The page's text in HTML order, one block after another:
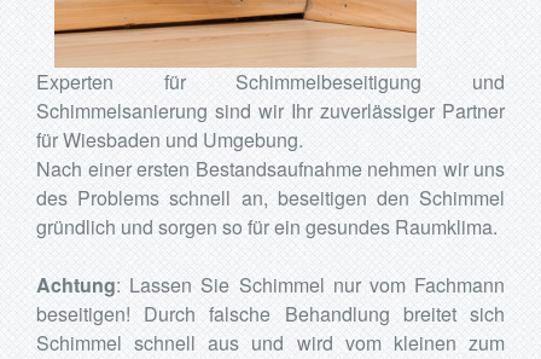
Experten für Schimmelbeseitigung und
Schimmelsanierung sind wir Ihr zuverlässiger Partner
für Wiesbaden und Umgebung.
Nach einer ersten Bestandsaufnahme nehmen wir uns
des Problems schnell an, beseitigen den Schimmel
gründlich und sorgen so für ein gesundes Raumklima.
Achtung: Lassen Sie Schimmel nur vom Fachmann
beseitigen! Durch falsche Behandlung breitet sich
Schimmel schnell aus und wird vom kleinen zum